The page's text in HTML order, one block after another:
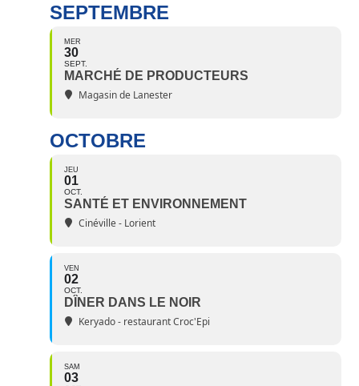
SEPTEMBRE
MER
30
SEPT.
MARCHÉ DE PRODUCTEURS
Magasin de Lanester
OCTOBRE
JEU
01
OCT.
SANTÉ ET ENVIRONNEMENT
Cinéville - Lorient
VEN
02
OCT.
DÎNER DANS LE NOIR
Keryado - restaurant Croc'Epi
SAM
03